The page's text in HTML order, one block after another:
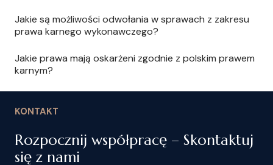
Jakie są możliwości odwołania w sprawach z zakresu
prawa karnego wykonawczego?
Jakie prawa mają oskarżeni zgodnie z polskim prawem
karnym?
KONTAKT
Rozpocznij współpracę – Skontaktuj
się z nami